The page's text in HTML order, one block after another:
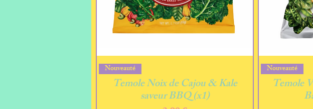
Nouveauté
Temole Noix de Cajou & Kale
saveur BBQ (x1)
Nouveauté
Temole